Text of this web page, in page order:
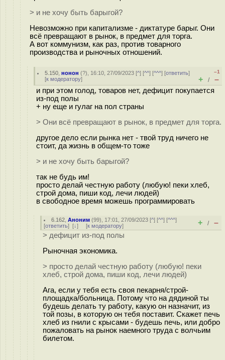
> и не хочу быть барыгой?
Невозможно при капитализме - диктатуре барыг. Они
всё превращают в рынок, в предмет для торга.
А вот коммунизм, как раз, против товарного
производства и рыночных отношений.
5.150 ,нонон (?), 16:10, 27/09/2023 [^] [^^] [^^^] [ответить]
[к модератору]
–1
+ / –
и при этом голод, товаров нет, дефицит покупается
из-под полы
+ ну еще и гулаг на пол страны
> Они всё превращают в рынок, в предмет для торга.
другое дело если рынка нет - твой труд ничего не
стоит, да жизнь в общем-то тоже
> и не хочу быть барыгой?
так не будь им!
просто делай честную работу (любую! пеки хлеб,
строй дома, пиши код, лечи людей)
в свободное время можешь программировать
6.162 ,Аноним (99), 17:01, 27/09/2023 [^] [^^] [^^^]
[ответить] [↓] [к модератору] + / –
> дефицит из-под полы
Рыночная экономика.
> просто делай честную работу (любую! пеки
хлеб, строй дома, пиши код, лечи людей)
Ага, если у тебя есть своя пекарня/строй-
площадка/больница. Потому что на дядиной ты
будешь делать ту работу, какую он назначит, из
той позы, в которую он тебя поставит. Скажет печь
хлеб из гнили с крысами - будешь печь, или добро
пожаловать на рынок наемного труда с волчьим
билетом.